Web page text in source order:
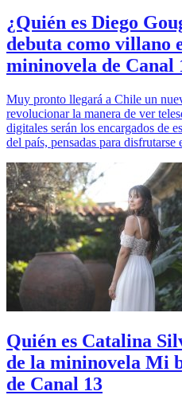
¿Quién es Diego
debuta como villano
mininovela de Canal
Muy pronto llegará a Chile un
revolucionar la manera de ver
digitales serán los encargados de
del país, pensadas para disfrutarse
Quién es Catalina
de la mininovela Mi
de Canal 13